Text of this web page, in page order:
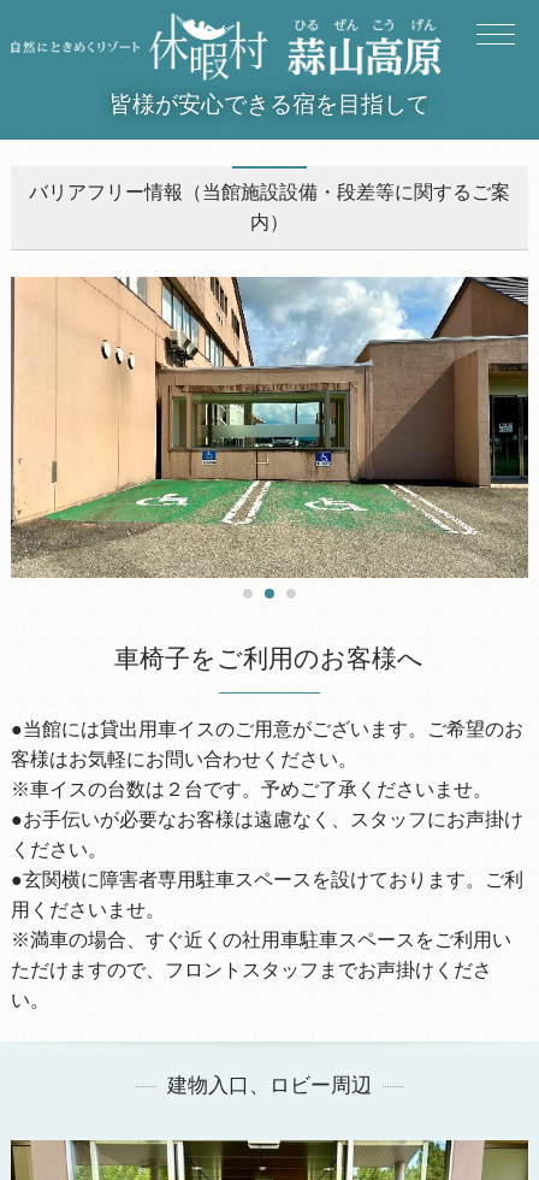
皆様が安心できる宿を目指して
バリアフリー情報（当館施設設備・段差等に関するご案
内）
車椅子をご利用のお客様へ
●当館には貸出用車イスのご用意がございます。ご希望のお
客様はお気軽にお問い合わせください。
※車イスの台数は２台です。予めご了承くださいませ。
●お手伝いが必要なお客様は遠慮なく、スタッフにお声掛け
ください。
●玄関横に障害者専用駐車スペースを設けております。ご利
用くださいませ。
※満車の場合、すぐ近くの社用車駐車スペースをご利用い
ただけますので、フロントスタッフまでお声掛けくださ
い。
建物入口、ロビー周辺